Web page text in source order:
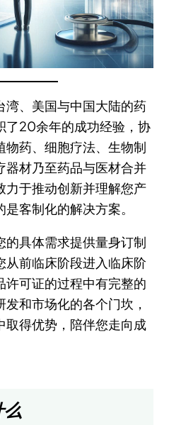
湾、美国与中国大陆的药
了20余年的成功经验，协
物药、细胞疗法、生物制
器材乃至药品与医材合并
力于推动创新并理解您产
客制化的解决方案。
的具体需求提供量身订制
从前临床阶段进入临床阶
许可证的过程中有完整的
和市场化的各个门坎，
取得优势，陪伴您走向成